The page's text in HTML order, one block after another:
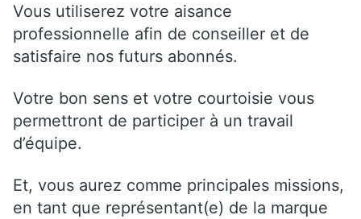
Vous utiliserez votre aisance
professionnelle afin de conseiller et de
satisfaire nos futurs abonnés.
Votre bon sens et votre courtoisie vous
permettront de participer à un travail
d’équipe.
Et, vous aurez comme principales missions,
en tant que représentant(e) de la marque